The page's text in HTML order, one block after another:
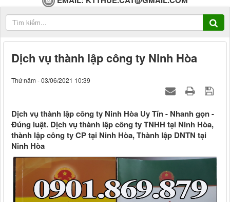
Dịch vụ thành lập công ty Ninh Hòa
Thứ năm - 03/06/2021 10:39
Dịch vụ thành lập công ty Ninh Hòa Uy Tín - Nhanh gọn -
Đúng luật. Dịch vụ thành lập công ty TNHH tại Ninh Hòa,
thành lập công ty CP tại Ninh Hòa, Thành lập DNTN tại
Ninh Hòa